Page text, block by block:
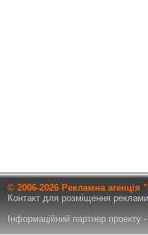
© 2006-2026 Рекламна
Контакт для розміщення
Інформаційний партнер проекту